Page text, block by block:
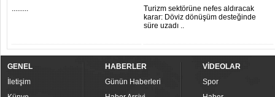
.........
Turizm sektörüne nefes aldıracak
karar: Döviz dönüşüm desteğinde
süre uzadı ..
GENEL
İletişim
HABERLER
Günün Haberleri
VİDEOLAR
Spor